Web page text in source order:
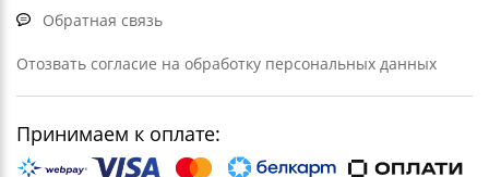
Обратная связь
Отозвать согласие на обработку персональных данных
Принимаем к оплате: